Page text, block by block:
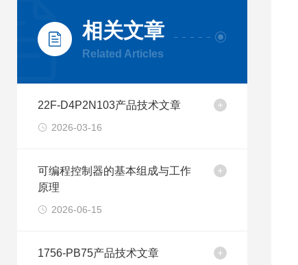
相关文章
Related Articles
22F-D4P2N103产品技术文章
2026-03-16
可编程控制器的基本组成与工作
原理
2026-06-15
1756-PB75产品技术文章